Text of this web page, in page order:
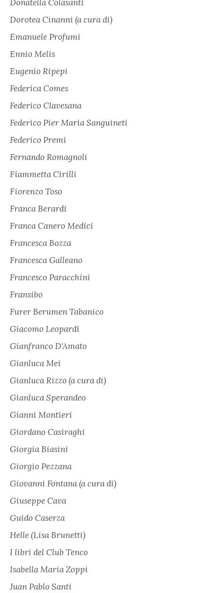
Donatella Colasanti
Dorotea Cinanni (a cura di)
Emanuele Profumi
Ennio Melis
Eugenio Ripepi
Federica Comes
Federico Clavesana
Federico Pier Maria Sanguineti
Federico Premi
Fernando Romagnoli
Fiammetta Cirilli
Fiorenzo Toso
Franca Berardi
Franca Canero Medici
Francesca Bozza
Francesca Galleano
Francesco Paracchini
Fransibo
Furer Berumen Tabanico
Giacomo Leopardi
Gianfranco D'Amato
Gianluca Mei
Gianluca Rizzo (a cura di)
Gianluca Sperandeo
Gianni Montieri
Giordano Casiraghi
Giorgia Biasini
Giorgio Pezzana
Giovanni Fontana (a cura di)
Giuseppe Cava
Guido Caserza
Helle (Lisa Brunetti)
I libri del Club Tenco
Isabella Maria Zoppi
Juan Pablo Santi